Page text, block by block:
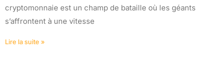
cryptomonnaie est un champ de bataille où les géants
s’affrontent à une vitesse
Lire la suite »